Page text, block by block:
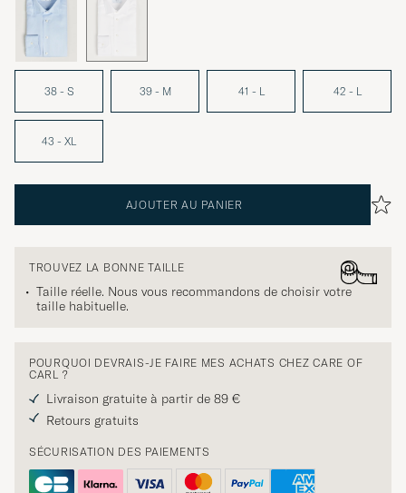
38 - S 39 - M 41 - L 42 - L
43 - XL
AJOUTER AU PANIER
TROUVEZ LA BONNE TAILLE
Taille réelle. Nous vous recommandons de choisir votre
taille habituelle.
POURQUOI DEVRAIS-JE FAIRE MES ACHATS CHEZ CARE OF
CARL ?
Livraison gratuite à partir de 89 €
Retours gratuits
SÉCURISATION DES PAIEMENTS